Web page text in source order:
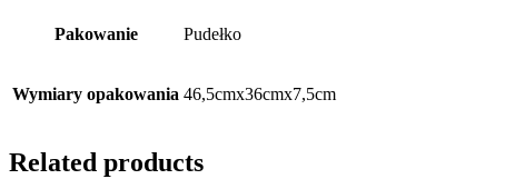
Pakowanie Pudełko
Wymiary opakowania 46,5cmx36cmx7,5cm
Related products